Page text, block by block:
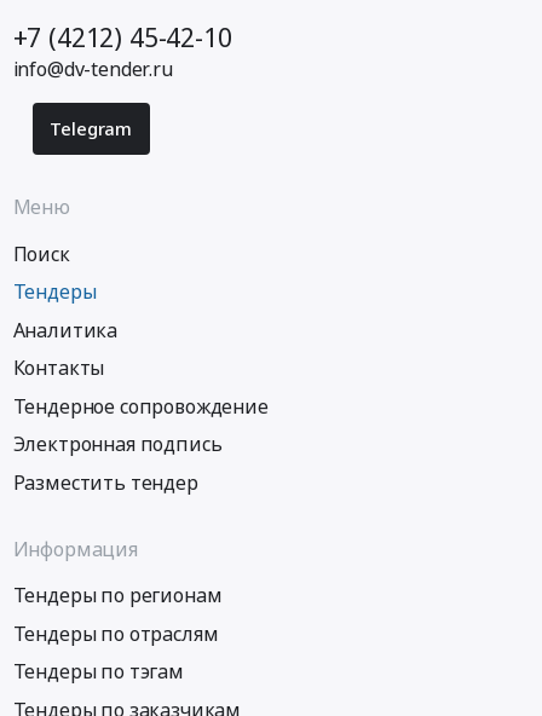
+7 (4212) 45-42-10
info@dv-tender.ru
Telegram
Меню
Поиск
Тендеры
Аналитика
Контакты
Тендерное сопровождение
Электронная подпись
Разместить тендер
Информация
Тендеры по регионам
Тендеры по отраслям
Тендеры по тэгам
Тендеры по заказчикам